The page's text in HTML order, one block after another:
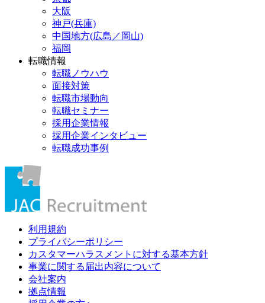
大阪
神戸(兵庫)
中国地方(広島／岡山)
福岡
転職情報
転職ノウハウ
面接対策
転職市場動向
転職セミナー
採用企業情報
採用企業インタビュー
転職成功事例
利用規約
プライバシーポリシー
カスタマーハラスメントに対する基本方針
事業に関する届出内容について
会社案内
拠点情報